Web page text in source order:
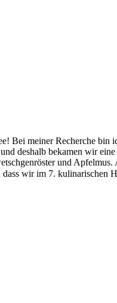
Bei meiner Recherche bin
deshalb bekamen wir
und
wir im 7. kulinarischen